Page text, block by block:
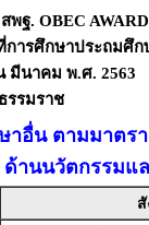
พฐ. OBEC
การศึกษาประถมศึก
มีนาคม พ.ศ. 2563
รรมราช
อื่น ตามมาตร
านนวัตกรรมแ